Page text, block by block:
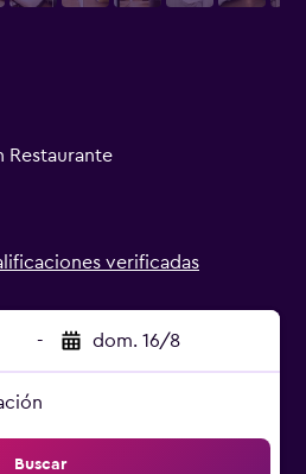
Restaurante
verificadas
- dom. 16/8
Buscar